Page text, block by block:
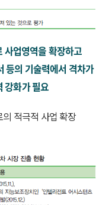
사업영역을 확장하고
등의 기술력에서 격차가
강화가 필요
적극적 사업 확장